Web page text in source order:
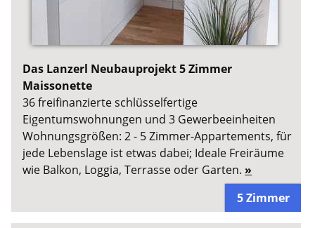
Das Lanzerl Neubauprojekt 5 Zimmer
Maissonette
36 freifinanzierte schlüsselfertige
Eigentumswohnungen und 3 Gewerbeeinheiten
Wohnungsgrößen: 2 - 5 Zimmer-Appartements, für
jede Lebenslage ist etwas dabei; Ideale Freiräume
wie Balkon, Loggia, Terrasse oder Garten. »
5 Zimmer